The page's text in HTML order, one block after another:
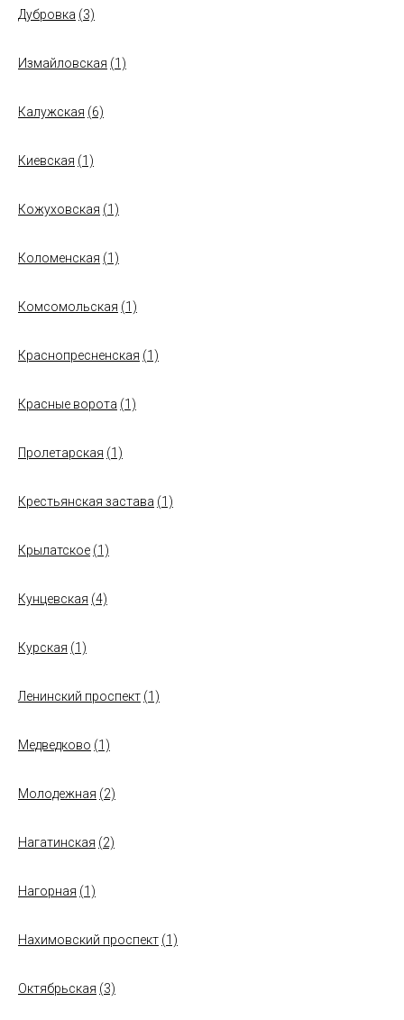
Дубровка (3)
Измайловская (1)
Калужская (6)
Киевская (1)
Кожуховская (1)
Коломенская (1)
Комсомольская (1)
Краснопресненская (1)
Красные ворота (1)
Пролетарская (1)
Крестьянская застава (1)
Крылатское (1)
Кунцевская (4)
Курская (1)
Ленинский проспект (1)
Медведково (1)
Молодежная (2)
Нагатинская (2)
Нагорная (1)
Нахимовский проспект (1)
Октябрьская (3)